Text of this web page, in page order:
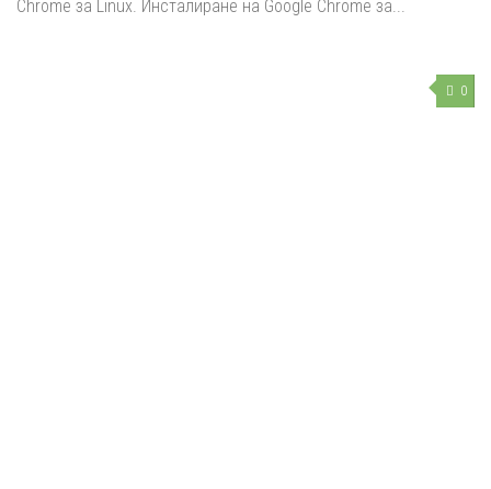
Chrome за Linux. Инсталиране на Google Chrome за...
0